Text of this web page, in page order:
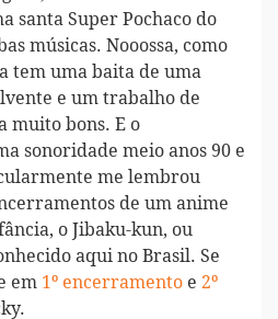
santa Super Pochaco do
músicas. Nooossa, como
tem uma baita de uma
e um trabalho de
muito bons. E o
sonoridade meio anos 90 e
me lembrou
de um anime
o Jibaku-kun, ou
aqui no Brasil. Se
em 1º encerramento e 2º